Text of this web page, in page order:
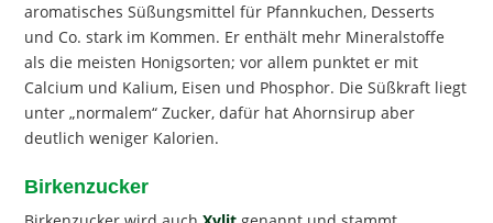
aromatisches Süßungsmittel für Pfannkuchen, Desserts
und Co. stark im Kommen. Er enthält mehr Mineralstoffe
als die meisten Honigsorten; vor allem punktet er mit
Calcium und Kalium, Eisen und Phosphor. Die Süßkraft liegt
unter „normalem“ Zucker, dafür hat Ahornsirup aber
deutlich weniger Kalorien.
Birkenzucker